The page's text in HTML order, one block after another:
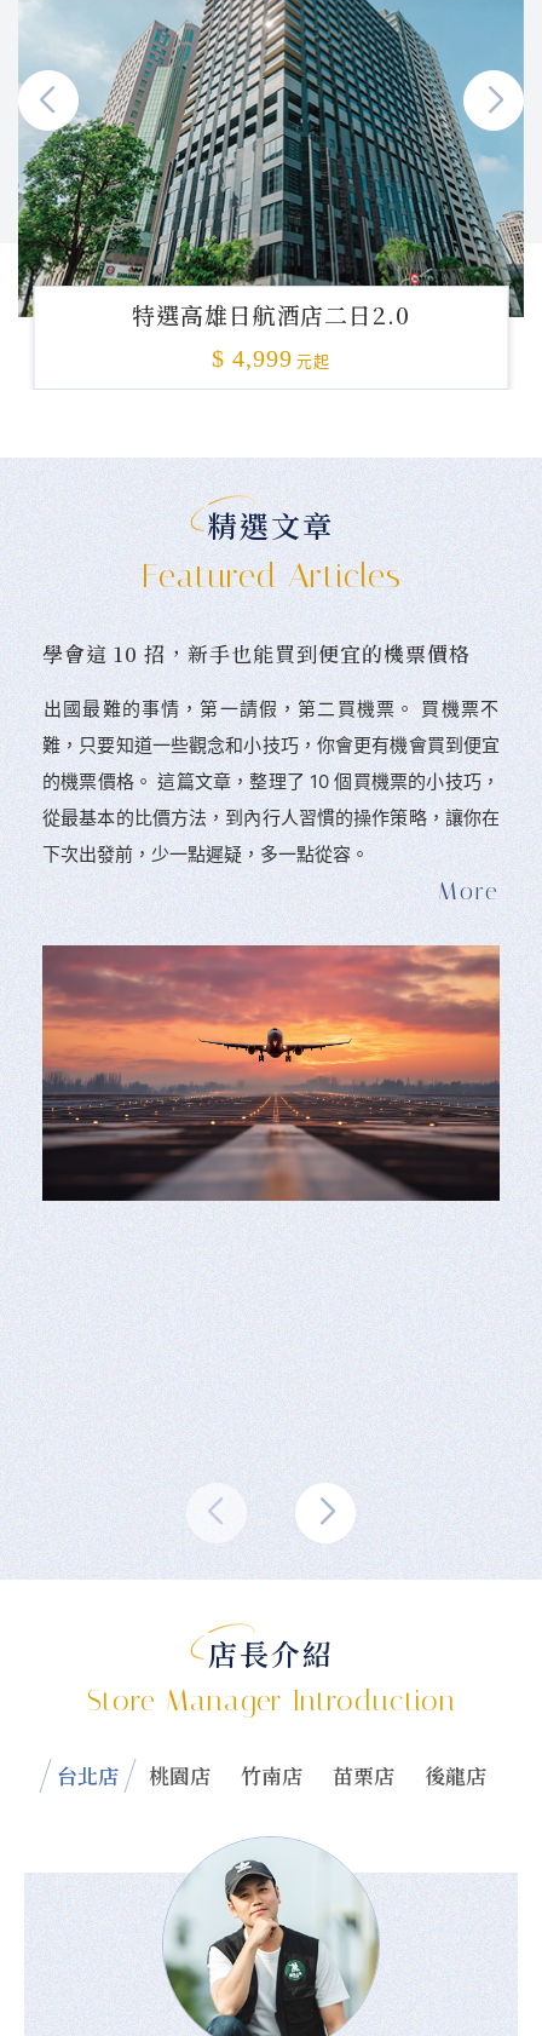
特選高雄日航酒店二日2.0
$ 4,999 元起
精選文章
Featured Articles
學會這 10 招，新手也能買到便宜的機票價格
󠀠出國最難的事情，第一請假，第二買機票。 󠀠買機票不
難，只要知道一些觀念和小技巧，你會更有機會買到便宜
的機票價格。 這篇文章，整理了 10 個買機票的小技巧，
從最基本的比價方法，到內行人習慣的操作策略，讓你在
下次出發前，少一點遲疑，多一點從容。
店長介紹
Store Manager Introduction
台北店 桃園店 竹南店 苗栗店 後龍店